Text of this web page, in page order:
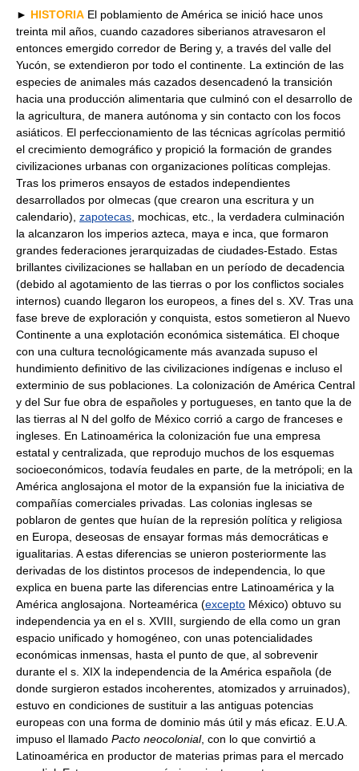
► HISTORIA El poblamiento de América se inició hace unos
treinta mil años, cuando cazadores siberianos atravesaron el
entonces emergido corredor de Bering y, a través del valle del
Yucón, se extendieron por todo el continente. La extinción de las
especies de animales más cazados desencadenó la transición
hacia una producción alimentaria que culminó con el desarrollo de
la agricultura, de manera autónoma y sin contacto con los focos
asiáticos. El perfeccionamiento de las técnicas agrícolas permitió
el crecimiento demográfico y propició la formación de grandes
civilizaciones urbanas con organizaciones políticas complejas.
Tras los primeros ensayos de estados independientes
desarrollados por olmecas (que crearon una escritura y un
calendario), zapotecas, mochicas, etc., la verdadera culminación
la alcanzaron los imperios azteca, maya e inca, que formaron
grandes federaciones jerarquizadas de ciudades-Estado. Estas
brillantes civilizaciones se hallaban en un período de decadencia
(debido al agotamiento de las tierras o por los conflictos sociales
internos) cuando llegaron los europeos, a fines del s. XV. Tras una
fase breve de exploración y conquista, estos sometieron al Nuevo
Continente a una explotación económica sistemática. El choque
con una cultura tecnológicamente más avanzada supuso el
hundimiento definitivo de las civilizaciones indígenas e incluso el
exterminio de sus poblaciones. La colonización de América Central
y del Sur fue obra de españoles y portugueses, en tanto que la de
las tierras al N del golfo de México corrió a cargo de franceses e
ingleses. En Latinoamérica la colonización fue una empresa
estatal y centralizada, que reprodujo muchos de los esquemas
socioeconómicos, todavía feudales en parte, de la metrópoli; en la
América anglosajona el motor de la expansión fue la iniciativa de
compañías comerciales privadas. Las colonias inglesas se
poblaron de gentes que huían de la represión política y religiosa
en Europa, deseosas de ensayar formas más democráticas e
igualitarias. A estas diferencias se unieron posteriormente las
derivadas de los distintos procesos de independencia, lo que
explica en buena parte las diferencias entre Latinoamérica y la
América anglosajona. Norteamérica (excepto México) obtuvo su
independencia ya en el s. XVIII, surgiendo de ella como un gran
espacio unificado y homogéneo, con unas potencialidades
económicas inmensas, hasta el punto de que, al sobrevenir
durante el s. XIX la independencia de la América española (de
donde surgieron estados incoherentes, atomizados y arruinados),
estuvo en condiciones de sustituir a las antiguas potencias
europeas con una forma de dominio más útil y más eficaz. E.U.A.
impuso el llamado Pacto neocolonial, con lo que convirtió a
Latinoamérica en productor de materias primas para el mercado